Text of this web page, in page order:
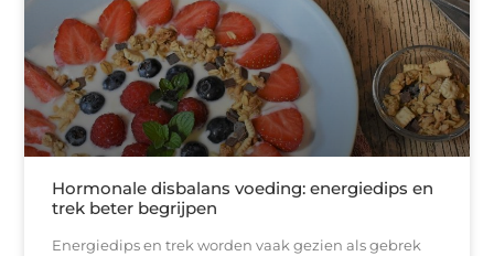
Hormonale disbalans voeding: energiedips en
trek beter begrijpen
Energiedips en trek worden vaak gezien als gebrek